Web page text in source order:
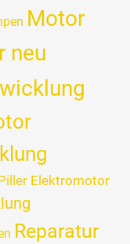
Motor
neu
Elektromotor
Reparatur